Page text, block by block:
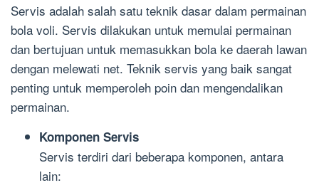
Servis adalah salah satu teknik dasar dalam permainan
bola voli. Servis dilakukan untuk memulai permainan
dan bertujuan untuk memasukkan bola ke daerah lawan
dengan melewati net. Teknik servis yang baik sangat
penting untuk memperoleh poin dan mengendalikan
permainan.
Komponen Servis
Servis terdiri dari beberapa komponen, antara
lain: